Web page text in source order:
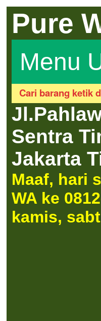
Pure
Menu
Sentra
Jakarta
Maaf, hari
WA ke
kamis,